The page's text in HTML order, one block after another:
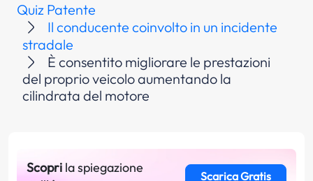
Quiz Patente
Il conducente coinvolto in un incidente
stradale
È consentito migliorare le prestazioni
del proprio veicolo aumentando la
cilindrata del motore
Scopri la spiegazione
Scarica Gratis